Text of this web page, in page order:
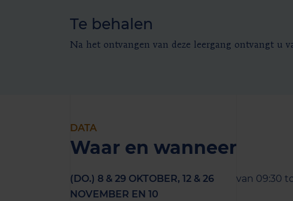
Te behalen
Na het ontvangen van deze leergang ontvangt u
DATA
Waar en wanneer
(DO.) 8 & 29 OKTOBER, 12 & 26
NOVEMBER EN 10
van 09:30